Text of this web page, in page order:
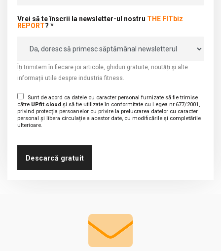
Vrei să te înscrii la newsletter-ul nostru THE FITbiz
REPORT? *
Îți trimitem în fiecare joi articole, ghiduri gratuite, noutăți și alte
informații utile despre industria fitness.
Sunt de acord ca datele cu caracter personal furnizate să fie trimise
către UPfit.cloud și să fie utilizate în conformitate cu Legea nr.677/2001,
privind protecția persoanelor cu privire la prelucrarea datelor cu caracter
personal și libera circulație a acestor date, cu modificările și completările
ulterioare.
Descarcă gratuit